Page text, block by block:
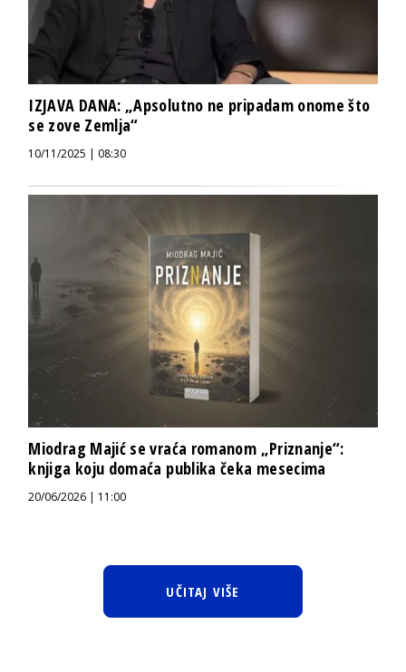
IZJAVA DANA: „Apsolutno ne pripadam onome što
se zove Zemlja“
10/11/2025 | 08:30
Miodrag Majić se vraća romanom „Priznanje“:
knjiga koju domaća publika čeka mesecima
20/06/2026 | 11:00
UČITAJ VIŠE